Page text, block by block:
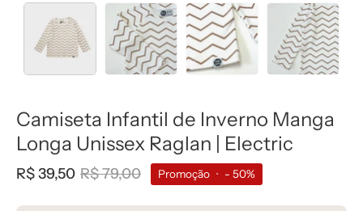
Camiseta Infantil de Inverno Manga
Longa Unissex Raglan | Electric
R$ 39,50 R$ 79,00 Promoção • - 50%